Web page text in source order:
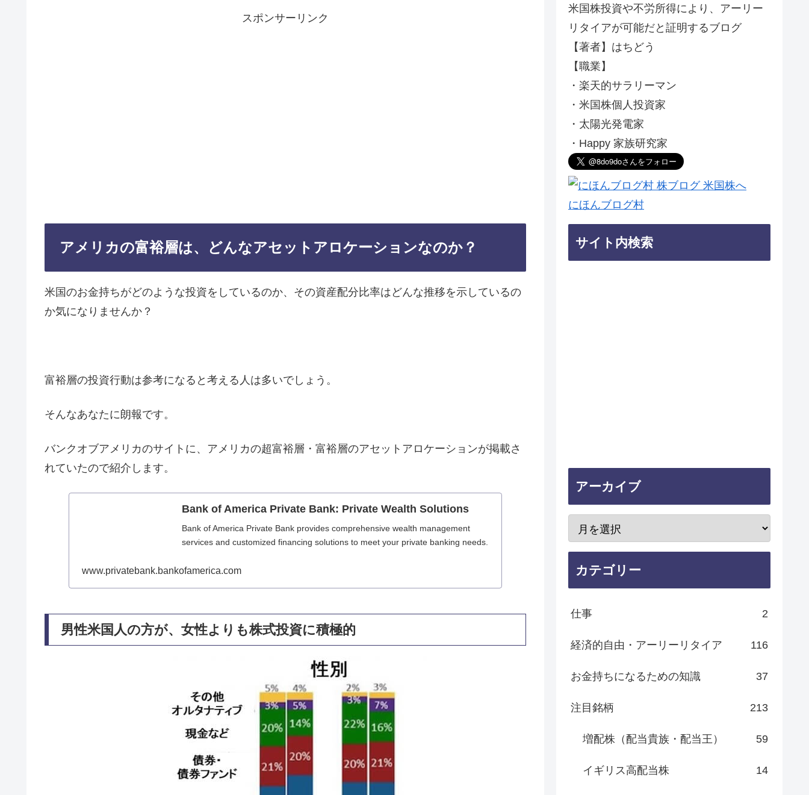
スポンサーリンク
アメリカの富裕層は、どんなアセットアロケーションなのか？
米国のお金持ちがどのような投資をしているのか、その資産配分比率はどんな推移を示しているの
か気になりませんか？
富裕層の投資行動は参考になると考える人は多いでしょう。
そんなあなたに朗報です。
バンクオブアメリカのサイトに、アメリカの超富裕層・富裕層のアセットアロケーションが掲載さ
れていたので紹介します。
Bank of America Private Bank: Private Wealth Solutions
Bank of America Private Bank provides comprehensive wealth management
services and customized financing solutions to meet your private banking needs.
www.privatebank.bankofamerica.com
男性米国人の方が、女性よりも株式投資に積極的
米国株投資や不労所得により、アーリー
リタイアが可能だと証明するブログ
【著者】はちどう
【職業】
・楽天的サラリーマン
・米国株個人投資家
・太陽光発電家
・Happy 家族研究家
にほんブログ村
サイト内検索
アーカイブ
カテゴリー
仕事 2
経済的自由・アーリーリタイア 116
お金持ちになるための知識 37
注目銘柄 213
増配株（配当貴族・配当王） 59
イギリス高配当株 14